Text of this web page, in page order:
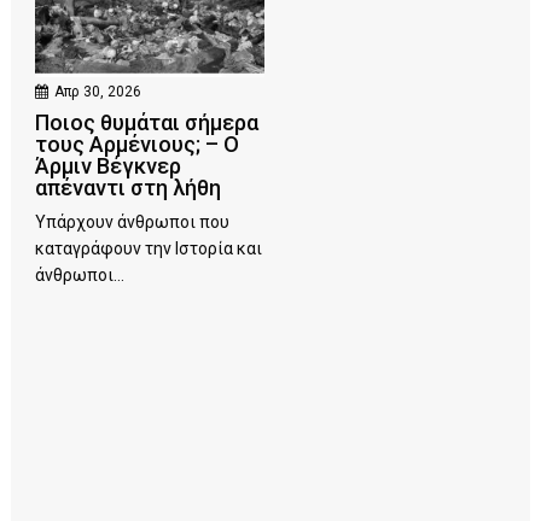
Απρ 30, 2026
Ποιος θυμάται σήμερα
τους Αρμένιους; – Ο
Άρμιν Βέγκνερ
απέναντι στη λήθη
Υπάρχουν άνθρωποι που
καταγράφουν την Ιστορία και
άνθρωποι...